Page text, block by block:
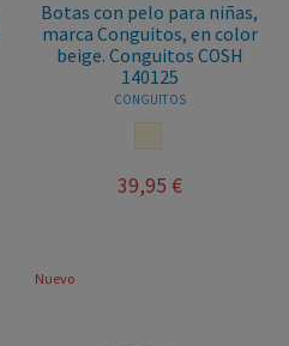
Botas con pelo para niñas,
marca Conguitos, en color
beige. Conguitos COSH
140125
CONGUITOS
39,95 €
Nuevo